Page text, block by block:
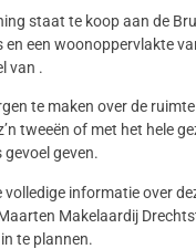
staat te koop aan de
en een woonoppervlakte
van .
te maken over de
tweeën of met het hele
gevoel geven.
volledige informatie over
Makelaardij
te plannen.